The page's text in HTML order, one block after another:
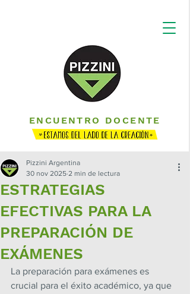
ENCUENTRO DOCENTE
ESTRATEGIAS
EFECTIVAS PARA LA
PREPARACIÓN DE
EXÁMENES
Pizzini Argentina
30 nov 2025 2 min de lectura
La preparación para exámenes es
crucial para el éxito académico, ya que